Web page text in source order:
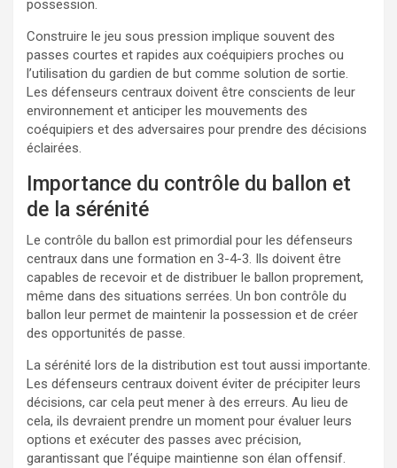
possession.
Construire le jeu sous pression implique souvent des
passes courtes et rapides aux coéquipiers proches ou
l’utilisation du gardien de but comme solution de sortie.
Les défenseurs centraux doivent être conscients de leur
environnement et anticiper les mouvements des
coéquipiers et des adversaires pour prendre des décisions
éclairées.
Importance du contrôle du ballon et
de la sérénité
Le contrôle du ballon est primordial pour les défenseurs
centraux dans une formation en 3-4-3. Ils doivent être
capables de recevoir et de distribuer le ballon proprement,
même dans des situations serrées. Un bon contrôle du
ballon leur permet de maintenir la possession et de créer
des opportunités de passe.
La sérénité lors de la distribution est tout aussi importante.
Les défenseurs centraux doivent éviter de précipiter leurs
décisions, car cela peut mener à des erreurs. Au lieu de
cela, ils devraient prendre un moment pour évaluer leurs
options et exécuter des passes avec précision,
garantissant que l’équipe maintienne son élan offensif.